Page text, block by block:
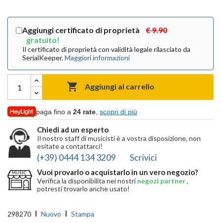
Aggiungi certificato di proprietà
€ 9.90
gratuito!
Il certificato di proprietà con validità legale rilasciato da
SerialKeeper.Maggiori informazioni
 Aggiungi al carrello
paga fino a24 rate ,scopri di più
Chiedi ad un esperto
Il nostro staff di musicisti è a vostra disposizione, non
esitate a contattarci!
(+39) 0444 134 3209 Scrivici
Vuoi provarlo o acquistarlo in un vero negozio?
Verifica la disponibilita nei nostri negozi partner,
potresti trovarlo anche usato!
298270 Nuovo Stampa